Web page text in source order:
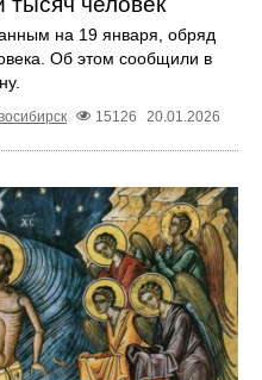
на 19 января, обряд
Об этом сообщили в
15126 20.01.2026